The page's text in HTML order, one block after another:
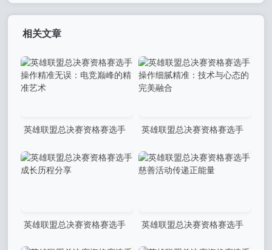
相关文章
英雄联盟总决赛资格赛选手
操作精准无误：电竞巅峰的精
准艺术
英雄联盟总决赛资格赛选手
操作细腻精准：技术与心态的
完美融合
英雄联盟总决赛资格赛选手
成长历程分享
英雄联盟总决赛资格赛选手
慈善活动传递正能量